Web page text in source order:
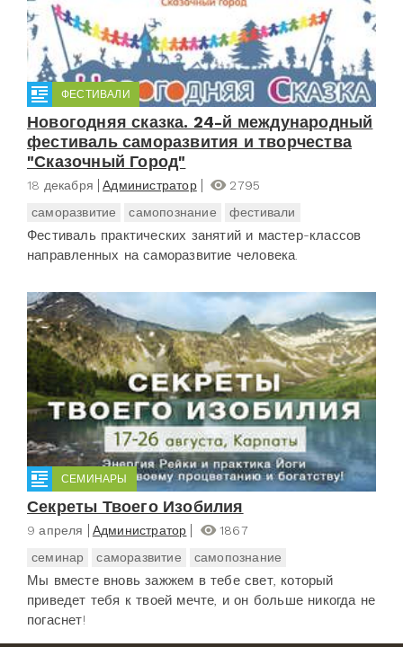
ФЕСТИВАЛИ
Новогодняя сказка. 24-й международный
фестиваль саморазвития и творчества
"Сказочный Город"
18 декабря Администратор
2795
саморазвитие
самопознание фестивали
Фестиваль практических занятий и мастер-классов
направленных на саморазвитие человека.
СЕМИНАРЫ
Секреты Твоего Изобилия
9 апреля Администратор
1867
семинар
саморазвитие самопознание
Мы вместе вновь зажжем в тебе свет, который
приведет тебя к твоей мечте, и он больше никогда не
погаснет!